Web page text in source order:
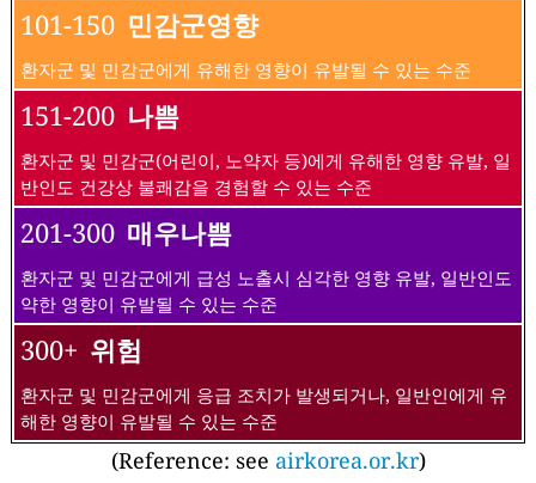
101-150 민감군영향
환자군 및 민감군에게 유해한 영향이 유발될 수 있는 수준
151-200 나쁨
환자군 및 민감군(어린이, 노약자 등)에게 유해한 영향 유발, 일
반인도 건강상 불쾌감을 경험할 수 있는 수준
201-300 매우나쁨
환자군 및 민감군에게 급성 노출시 심각한 영향 유발, 일반인도
약한 영향이 유발될 수 있는 수준
300+ 위험
환자군 및 민감군에게 응급 조치가 발생되거나, 일반인에게 유
해한 영향이 유발될 수 있는 수준
(Reference: see airkorea.or.kr)